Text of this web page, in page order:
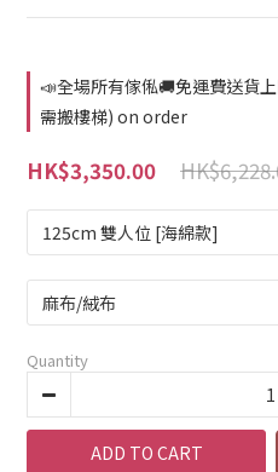
📣全場所有傢俬🚚免運費送貨
需搬樓梯) on order
HK$3,350.00
Quantity
ADD TO CART